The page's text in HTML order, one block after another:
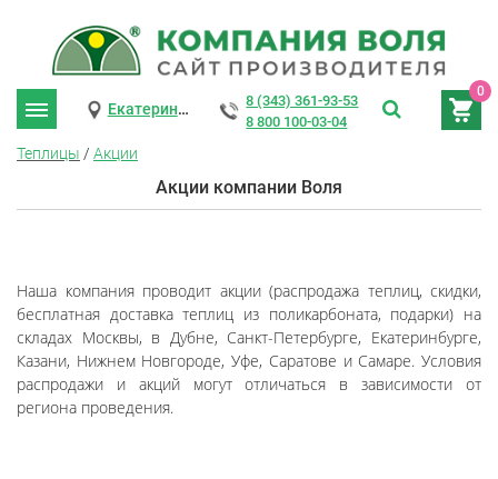
0
Екатеринбург
8 (343) 361-93-53
8 800 100-03-04
Теплицы / Акции
Акции компании Воля
Наша компания проводит акции (распродажа теплиц, скидки,
бесплатная доставка теплиц из поликарбоната, подарки) на
складах Москвы, в Дубне, Санкт-Петербурге, Екатеринбурге,
Казани, Нижнем Новгороде, Уфе, Саратове и Самаре. Условия
распродажи и акций могут отличаться в зависимости от
региона проведения.